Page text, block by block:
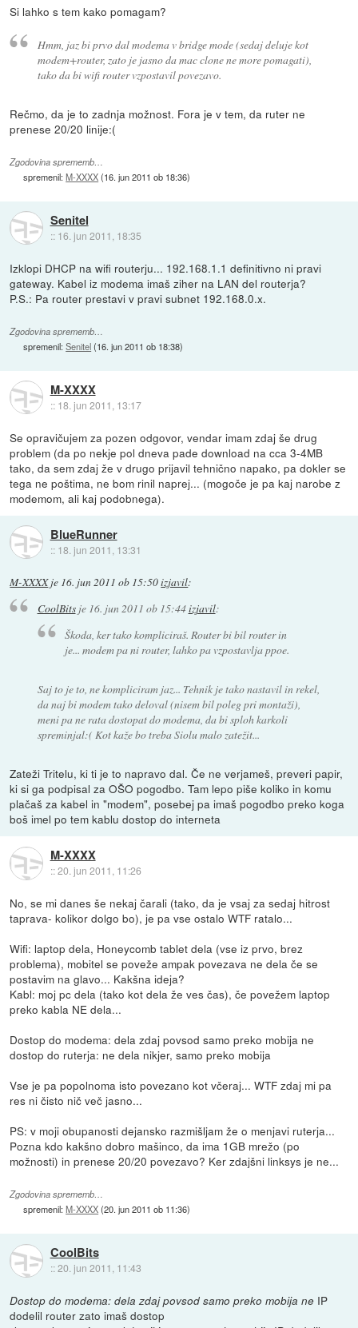
Si lahko s tem kako pomagam?
Hmm, jaz bi prvo dal modema v bridge mode (sedaj deluje kot
modem+router, zato je jasno da mac clone ne more pomagati),
tako da bi wifi router vzpostavil povezavo.
Rečmo, da je to zadnja možnost. Fora je v tem, da ruter ne
prenese 20/20 linije:(
Zgodovina sprememb…
spremenil:M-XXXX(16. jun 2011 ob 18:36)
Senitel
:: 16. jun 2011, 18:35
Izklopi DHCP na wifi routerju... 192.168.1.1 definitivno ni pravi
gateway. Kabel iz modema imaš ziher na LAN del routerja?
P.S.: Pa router prestavi v pravi subnet 192.168.0.x.
Zgodovina sprememb…
spremenil:Senitel(16. jun 2011 ob 18:38)
M-XXXX
:: 18. jun 2011, 13:17
Se opravičujem za pozen odgovor, vendar imam zdaj še drug
problem (da po nekje pol dneva pade download na cca 3-4MB
tako, da sem zdaj že v drugo prijavil tehnično napako, pa dokler se
tega ne poštima, ne bom rinil naprej... (mogoče je pa kaj narobe z
modemom, ali kaj podobnega).
BlueRunner
:: 18. jun 2011, 13:31
M-XXXXje 16. jun 2011 ob 15:50izjavil:
CoolBitsje 16. jun 2011 ob 15:44izjavil:
Škoda, ker tako kompliciraš. Router bi bil router in
je... modem pa ni router, lahko pa vzpostavlja ppoe.
Saj to je to, ne kompliciram jaz... Tehnik je tako nastavil in rekel,
da naj bi modem tako deloval (nisem bil poleg pri montaži),
meni pa ne rata dostopat do modema, da bi sploh karkoli
spreminjal:( Kot kaže bo treba Siolu malo zatežit...
Zateži Tritelu, ki ti je to napravo dal. Če ne verjameš, preveri papir,
ki si ga podpisal za OŠO pogodbo. Tam lepo piše koliko in komu
plačaš za kabel in "modem", posebej pa imaš pogodbo preko koga
boš imel po tem kablu dostop do interneta
M-XXXX
::20. jun 2011, 11:26
No, se mi danes še nekaj čarali (tako, da je vsaj za sedaj hitrost
taprava- kolikor dolgo bo), je pa vse ostalo WTF ratalo...
Wifi: laptop dela, Honeycomb tablet dela (vse iz prvo, brez
problema), mobitel se poveže ampak povezava ne dela če se
postavim na glavo... Kakšna ideja?
Kabl: moj pc dela (tako kot dela že ves čas), če povežem laptop
preko kabla NE dela...
Dostop do modema: dela zdaj povsod samo preko mobija ne
dostop do ruterja: ne dela nikjer, samo preko mobija
Vse je pa popolnoma isto povezano kot včeraj... WTF zdaj mi pa
res ni čisto nič več jasno...
PS: v moji obupanosti dejansko razmišljam že o menjavi ruterja...
Pozna kdo kakšno dobro mašinco, da ima 1GB mrežo (po
možnosti) in prenese 20/20 povezavo? Ker zdajšni linksys je ne...
Zgodovina sprememb…
spremenil:M-XXXX(20. jun 2011 ob 11:36)
CoolBits
::20. jun 2011, 11:43
Dostop do modema: dela zdaj povsod samo preko mobija ne IP
dodelil router zato imaš dostop